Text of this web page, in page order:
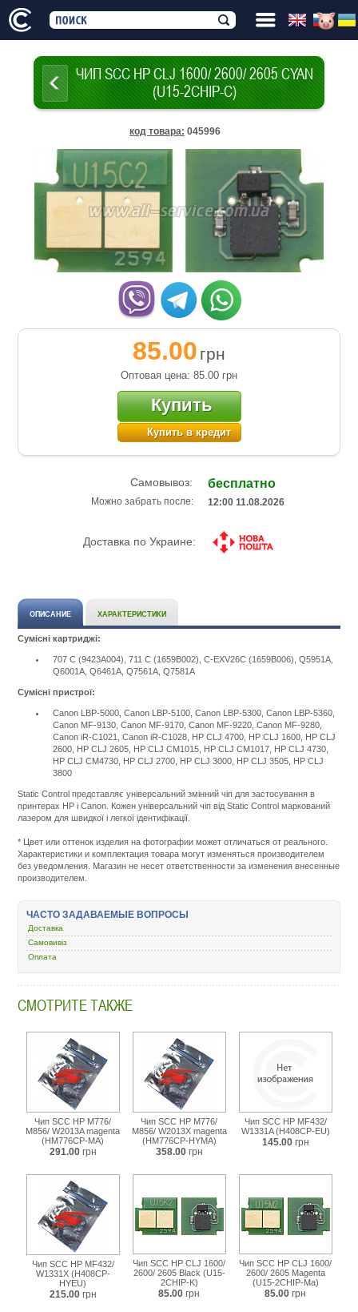
ЧИП SCC HP СLJ 1600/ 2600/ 2605 CYAN
(U15-2CHIP-C)
код товара: 045996
85.00 грн
Оптовая цена: 85.00 грн
Купить
Купить в кредит
Самовывоз: бесплатно
Можно забрать после: 12:00 11.08.2026
Доставка по Украине:
ОПИСАНИЕ ХАРАКТЕРИСТИКИ
Сумісні картриджі:
707 C (9423A004), 711 C (1659B002), C-EXV26C (1659B006), Q5951A,
Q6001A, Q6461A, Q7561A, Q7581A
Сумісні пристрої:
Canon LBP-5000, Canon LBP-5100, Canon LBP-5300, Canon LBP-5360,
Canon MF-9130, Canon MF-9170, Canon MF-9220, Canon MF-9280,
Canon iR-C1021, Canon iR-C1028, HP CLJ 4700, HP CLJ 1600, HP CLJ
2600, HP CLJ 2605, HP CLJ CM1015, HP CLJ CM1017, HP CLJ 4730,
HP CLJ CM4730, HP CLJ 2700, HP CLJ 3000, HP CLJ 3505, HP CLJ
3800
Static Control представляє універсальний змінний чіп для застосування в
принтерах HP і Canon. Кожен універсальний чіп від Static Control маркований
лазером для швидкої і легкої ідентифікації.
service.com.uacatalog/4843-
zapchasti-
k-
chip-
hp-
lj-
2600-
2605-
c.html
* Цвет или оттенок изделия на фотографии может отличаться от реального.
Характеристики и комплектация товара могут изменяться производителем
без уведомления. Магазин не несет ответственности за изменения внесенные
производителем.
ЧАСТО ЗАДАВАЕМЫЕ ВОПРОСЫ
Доставка
Самовивіз
Оплата
СМОТРИТЕ ТАКЖЕ
Чип SCC HP M776/
M856/ W2013A magenta
(HM776CP-MA)
291.00 грн
Чип SCC HP M776/
M856/ W2013X magenta
(HM776CP-HYMA)
358.00 грн
Чип SCC HP MF432/
W1331A (H408CP-EU)
145.00 грн
Чип SCC HP MF432/
W1331X (H408CP-
HYEU)
215.00 грн
Чип SCC HP СLJ 1600/
2600/ 2605 Black (U15-
2CHIP-K)
85.00 грн
Чип SCC HP СLJ 1600/
2600/ 2605 Magenta
(U15-2CHIP-Ma)
85.00 грн